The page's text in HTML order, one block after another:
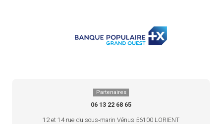
Partenaires
06 13 22 68 65
12 et 14 rue du sous‑marin Vénus 56100 LORIENT